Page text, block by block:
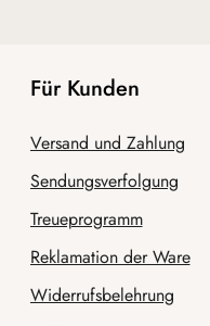
Für Kunden
Versand und Zahlung
Sendungsverfolgung
Treueprogramm
Reklamation der Ware
Widerrufsbelehrung